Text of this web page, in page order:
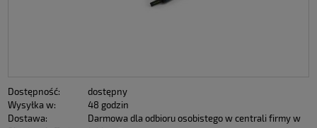
Dostępność:
dostępny
Wysyłka w:
48 godzin
Dostawa:
Darmowa dla odbioru osobistego w centrali firmy w